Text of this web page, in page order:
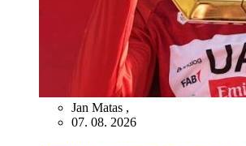
Jan Matas ,
07. 08. 2026